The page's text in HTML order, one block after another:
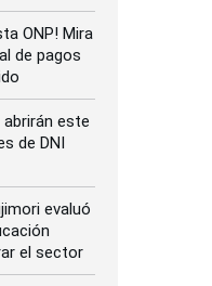
ONP! Mira
de pagos
abrirán este
de DNI
evaluó
el sector